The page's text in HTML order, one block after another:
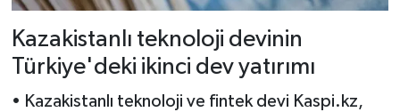
Kazakistanlı teknoloji devinin
Türkiye'deki ikinci dev yatırımı
• Kazakistanlı teknoloji ve fintek devi Kaspi.kz,